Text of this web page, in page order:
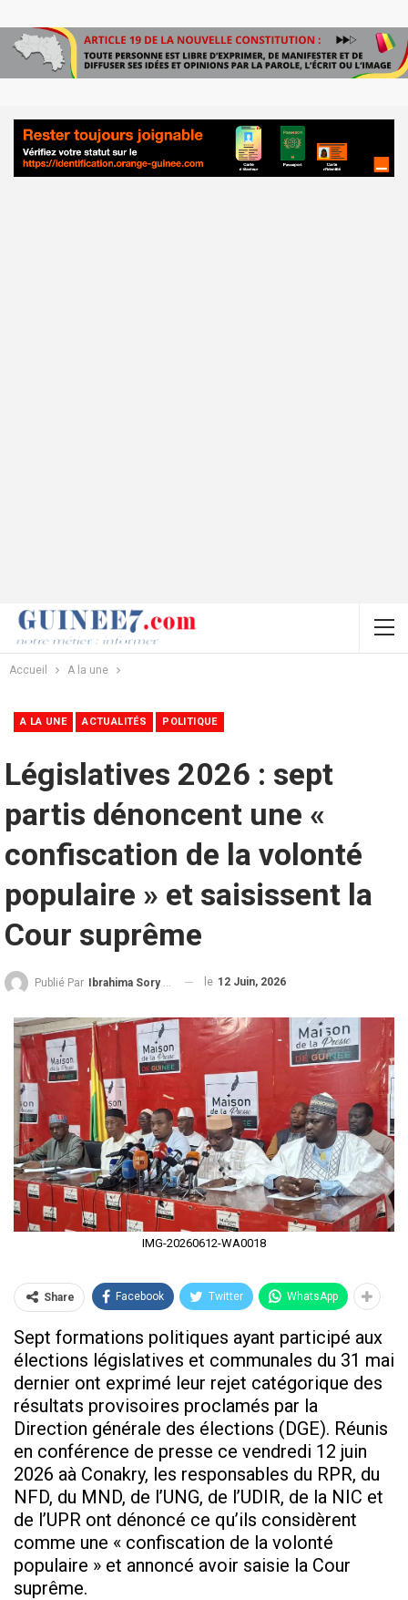
Accueil A la une
A LA UNE ACTUALITÉS POLITIQUE
Législatives 2026 : sept
partis dénoncent une «
confiscation de la volonté
populaire » et saisissent la
Cour suprême
Publié Par Ibrahima Sory Diallo le 12 Juin, 2026
IMG-20260612-WA0018
Share Facebook Twitter WhatsApp
Sept formations politiques ayant participé aux
élections législatives et communales du 31 mai
dernier ont exprimé leur rejet catégorique des
résultats provisoires proclamés par la
Direction générale des élections (DGE). Réunis
en conférence de presse ce vendredi 12 juin
2026 aà Conakry, les responsables du RPR, du
NFD, du MND, de l’UNG, de l’UDIR, de la NIC et
de l’UPR ont dénoncé ce qu’ils considèrent
comme une « confiscation de la volonté
populaire » et annoncé avoir saisie la Cour
suprême.